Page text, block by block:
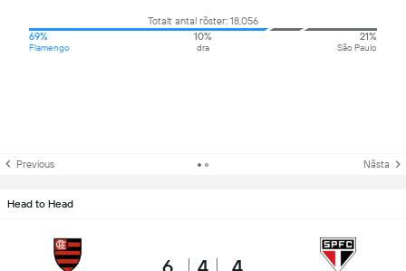
Totalt antal röster: 18,056
69%
Flamengo
10%
dra
21%
São Paulo
Previous Nästa
Head to Head
6 4 4